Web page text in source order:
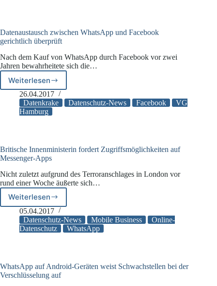
Datenaustausch zwischen WhatsApp und Facebook
gerichtlich überprüft
Nach dem Kauf von WhatsApp durch Facebook vor zwei
Jahren bewahrheitete sich die…
WeiterlesenDatenaustausch
zwischen
WhatsApp
und
26.04.2017
Datenkrake
Datenschutz-News Facebook
VG
Hamburg
Britische Innenministerin fordert Zugriffsmöglichkeiten auf
Messenger-Apps
Nicht zuletzt aufgrund des Terroranschlages in London vor
rund einer Woche äußerte sich…
Weiterlesen
Britische
Innenministerin
fordert
Zugriffsmöglichkeiten
05.04.2017
Datenschutz-News
Mobile Business
Online-
Datenschutz
WhatsApp
WhatsApp auf Android-Geräten weist Schwachstellen bei der
Verschlüsselung auf